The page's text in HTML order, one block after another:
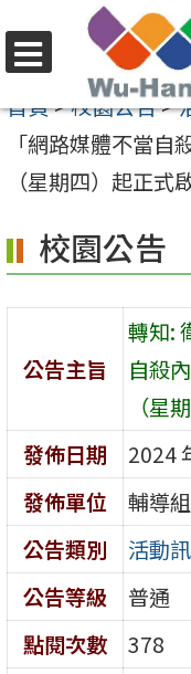
至
區
選
單
首頁>校園公告>
「網路媒體不當
（星期四）起正式
校園公告
公告主旨
轉知:
自殺
（星
發佈日期
2024
發佈單位
輔導組
公告類別
活動
公告等級
普通
點閱次數
378